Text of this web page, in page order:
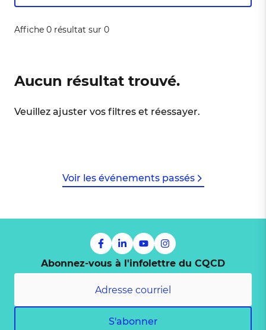
Affiche 0 résultat sur 0
Aucun résultat trouvé.
Veuillez ajuster vos filtres et réessayer.
Voir les événements passés
Abonnez-vous à l'infolettre du CQCD
S'abonner